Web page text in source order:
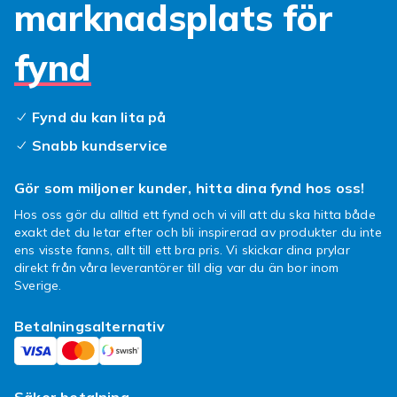
skyddar din mobil utan också ger den en unik
look. Eller kanske behöver du en extra laddare
som passar perfekt för både hemmet och
bilen.
För den som älskar musik har vi också ett urval
av olika hörlurar och högtalare som ger dig
skärmskyddet! Ett bra skärmskydd håller din
skärm fri från repor och sprickor.
Utforska vårt breda utbud av Samsung Galaxy
A80-tillbehör och hitta det som passar just
dina behov. Gör ett fynd och shoppa nu för att
förtjänar!
marknadsplats för
fynd
Fynd du kan lita på
Snabb kundservice
Gör som miljoner kunder, hitta dina fynd hos oss!
Hos oss gör du alltid ett fynd och vi vill att du ska hitta både
exakt det du letar efter och bli inspirerad av produkter du inte
ens visste fanns, allt till ett bra pris. Vi skickar dina prylar
direkt från våra leverantörer till dig var du än bor inom
Sverige.
Betalningsalternativ